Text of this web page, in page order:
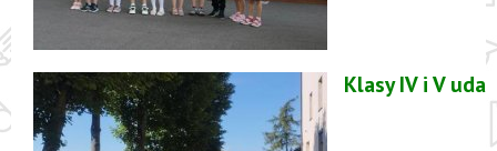
Klasy IV i V